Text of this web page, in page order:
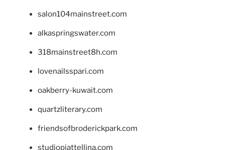
salon104mainstreet.com
alkaspringswater.com
318mainstreet8h.com
lovenailsspari.com
oakberry-kuwait.com
quartzliterary.com
friendsofbroderickpark.com
studiopiattellina.com